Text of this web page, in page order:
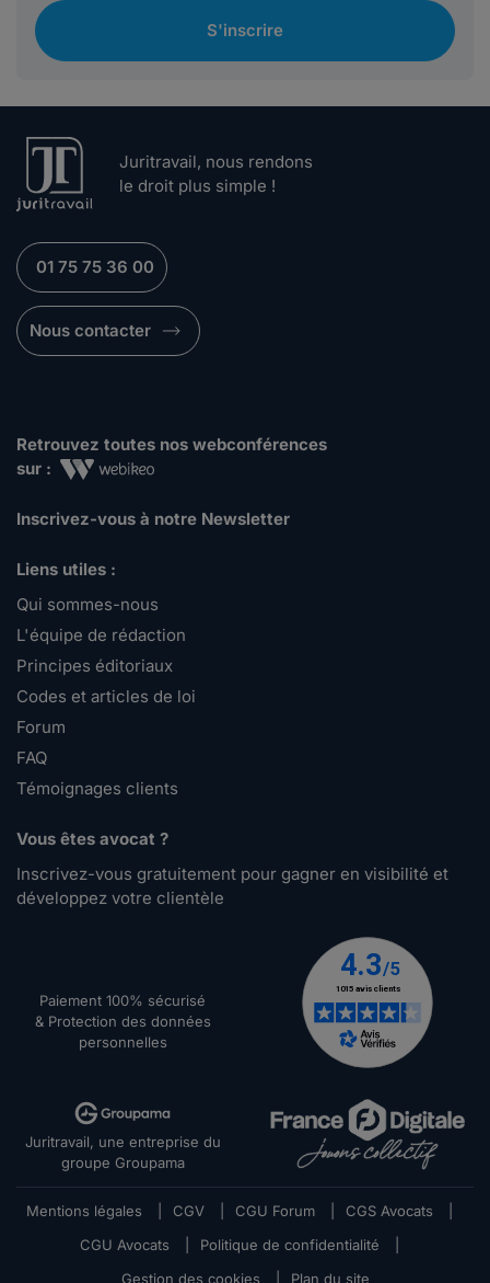
S'inscrire
Juritravail, nous rendons
le droit plus simple !
01 75 75 36 00
Nous contacter
Retrouvez toutes nos webconférences
sur :
Inscrivez-vous à notre Newsletter
Liens utiles :
Qui sommes-nous
L'équipe de rédaction
Principes éditoriaux
Codes et articles de loi
Forum
FAQ
Témoignages clients
Vous êtes avocat ?
Inscrivez-vous gratuitement pour gagner en visibilité et
développez votre clientèle
Paiement 100% sécurisé
& Protection des données
personnelles
Juritravail, une entreprise du
groupe Groupama
Mentions légales CGV CGU Forum CGS Avocats
CGU Avocats
Politique de confidentialité
Gestion des cookies
Plan du site